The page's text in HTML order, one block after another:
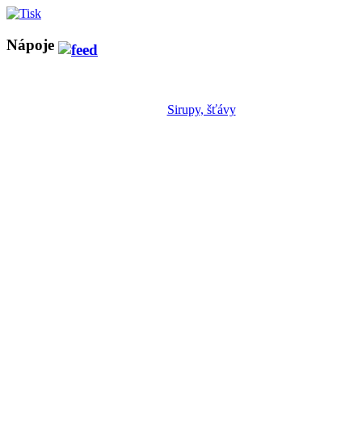
Nápoje
Sirupy, šťávy